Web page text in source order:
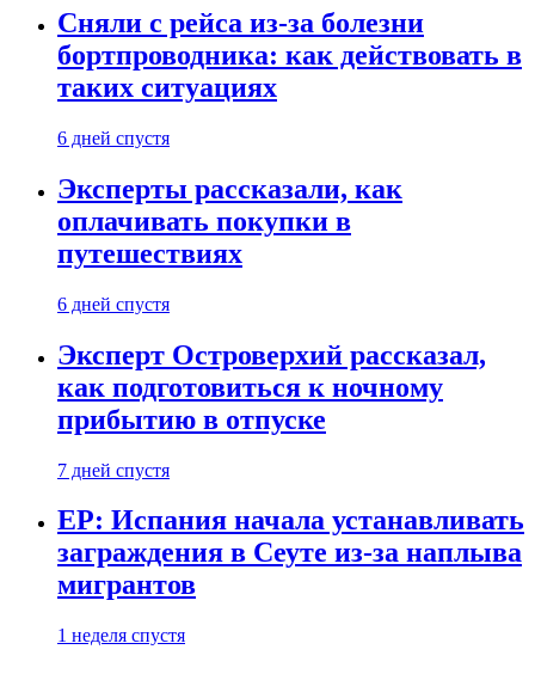
Сняли с рейса из-за болезни
бортпроводника: как действовать в
таких ситуациях
6 дней спустя
Эксперты рассказали, как
оплачивать покупки в
путешествиях
6 дней спустя
Эксперт Островерхий рассказал,
как подготовиться к ночному
прибытию в отпуске
7 дней спустя
EP: Испания начала устанавливать
заграждения в Сеуте из-за наплыва
мигрантов
1 неделя спустя